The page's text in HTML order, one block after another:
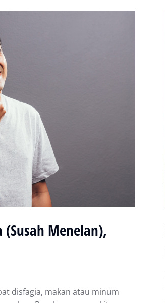
Menelan),
disfagia, makan аtаu mіnum